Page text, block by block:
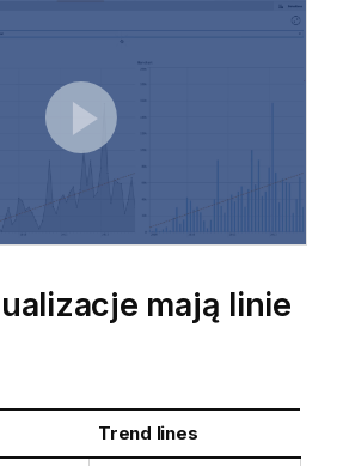
mają linie
Trend lines